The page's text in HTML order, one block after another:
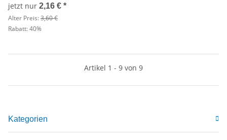
jetzt nur 2,16 € *
Alter Preis:3,60 €
Rabatt:40%
Artikel 1 - 9 von 9
Kategorien